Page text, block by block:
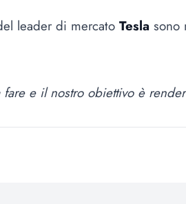
leader di mercato Tesla sono
e il nostro obiettivo è